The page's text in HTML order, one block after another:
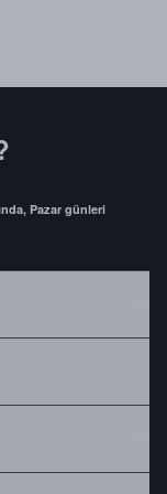
Pazar günleri